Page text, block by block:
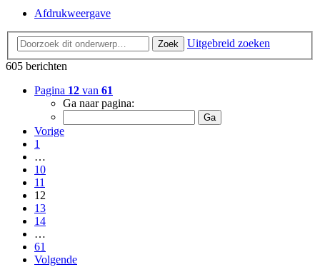
Afdrukweergave
Zoek
Uitgebreid zoeken
605 berichten
Pagina 12 van 61
Ga naar pagina:
Vorige
1
…
10
11
12
13
14
…
61
Volgende